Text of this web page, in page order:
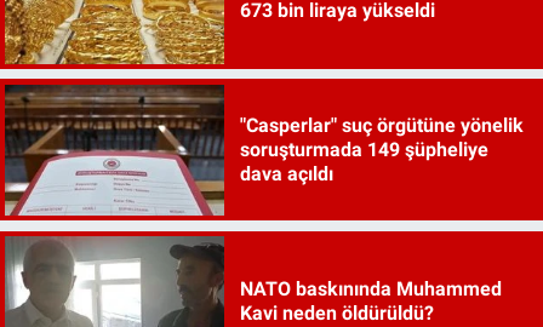
673 bin liraya yükseldi
"Casperlar" suç örgütüne yönelik
soruşturmada 149 şüpheliye
dava açıldı
NATO baskınında Muhammed
Kavi neden öldürüldü?